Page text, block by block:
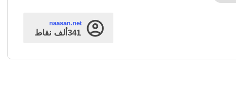
naasan.net
341ألف نقاط